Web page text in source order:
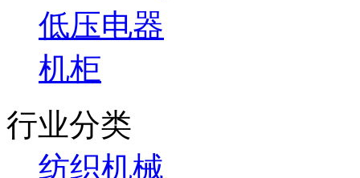
低压电器
机柜
行业分类
纺织机械